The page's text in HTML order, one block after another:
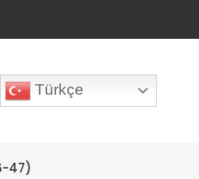
Türkçe
47)